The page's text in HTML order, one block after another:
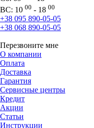
ВС: 10 00 - 18 00
+38 095 890-05-05
+38 068 890-05-05
Перезвоните мне
О компании
Оплата
Доставка
Гарантия
Сервисные центры
Кредит
Акции
Статьи
Инструкции